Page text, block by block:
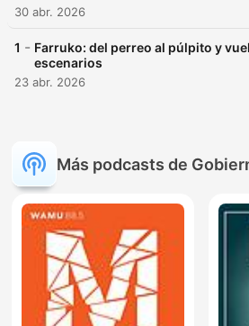
30 abr. 2026
1 - Farruko: del perreo al púlpito y
escenarios
23 abr. 2026
Más podcasts de